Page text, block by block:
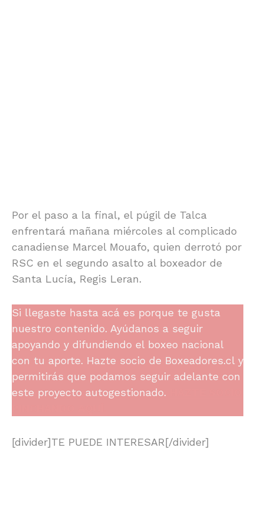
Por el paso a la final, el púgil de Talca
enfrentará mañana miércoles al complicado
canadiense Marcel Mouafo, quien derrotó por
RSC en el segundo asalto al boxeador de
Santa Lucía, Regis Leran.
Si llegaste hasta acá es porque te gusta
nuestro contenido. Ayúdanos a seguir
apoyando y difundiendo el boxeo nacional
con tu aporte. Hazte socio de Boxeadores.cl y
permitirás que podamos seguir adelante con
este proyecto autogestionado.
[divider]TE PUEDE INTERESAR[/divider]